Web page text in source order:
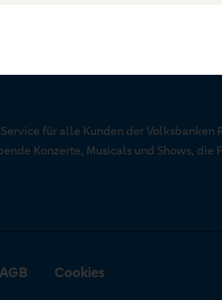
für alle Kunden der Volksbanken
Konzerte, Musicals und Shows,
AGB Cookies